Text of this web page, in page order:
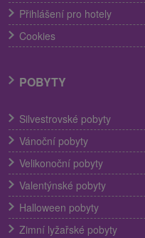
Přihlášení pro hotely
Cookies
POBYTY
Silvestrovské pobyty
Vánoční pobyty
Velikonoční pobyty
Valentýnské pobyty
Halloween pobyty
Zimní lyžařské pobyty